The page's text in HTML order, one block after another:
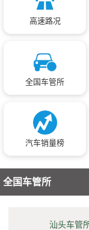
高速路况
全国车管所
汽车销量榜
全国车管所
汕头车管